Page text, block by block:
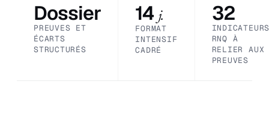
Dossier
PREUVES ET
ÉCARTS
STRUCTURÉS
14 j.
FORMAT
INTENSIF
CADRÉ
32
RNQ À
RELIER AUX
PREUVES